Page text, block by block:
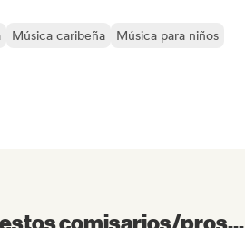
Música caribeña
Música para niños
comisarios/pros...